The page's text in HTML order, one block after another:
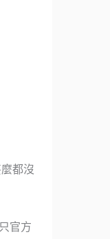
都沒
官方